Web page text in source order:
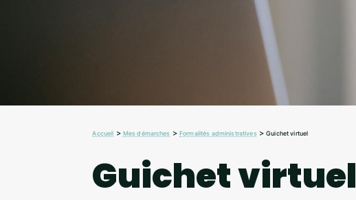
Accueil > Mes démarches >Formalités administratives>Guichet virtuel
Guichet virtuel